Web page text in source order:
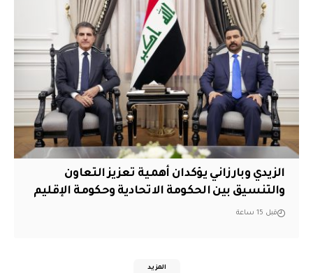
الزيدي وبارزاني يؤكدان أهمية تعزيز التعاون
والتنسيق بين الحكومة الاتحادية وحكومة الإقليم
قبل 15 ساعة
المزيد